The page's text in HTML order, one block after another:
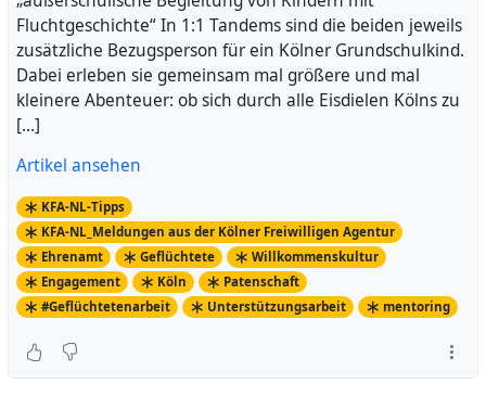
Fluchtgeschichte“ In 1:1 Tandems sind die beiden jeweils
zusätzliche Bezugsperson für ein Kölner Grundschulkind.
Dabei erleben sie gemeinsam mal größere und mal
kleinere Abenteuer: ob sich durch alle Eisdielen Kölns zu
[…]
Artikel ansehen
KFA-NL-Tipps
KFA-NL_Meldungen aus der Kölner Freiwilligen Agentur
Ehrenamt
Geflüchtete
Willkommenskultur
Engagement
Köln
Patenschaft
#Geflüchtetenarbeit
Unterstützungsarbeit mentoring